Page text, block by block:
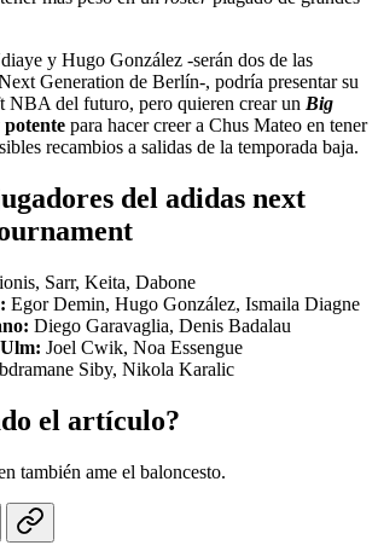
y Hugo González -serán dos de las
Generation de Berlín-, podría presentar su
NBA del futuro, pero quieren crear un Big
para hacer creer a Chus Mateo en tener
recambios a salidas de la temporada baja.
del adidas next
Sarr, Keita, Dabone
Egor Demin, Hugo González, Ismaila Diagne
Diego Garavaglia, Denis Badalau
Joel Cwik, Noa Essengue
Siby, Nikola Karalic
el artículo?
también ame el baloncesto.